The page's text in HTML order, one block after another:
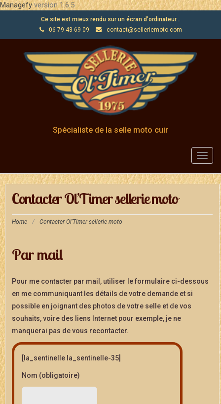
Managefyversion 1.6.5
Ce site est mieux rendu sur un écran d'ordinateur...
06 79 43 69 09
contact@selleriemoto.com
Spécialiste de la selle moto cuir
Contacter Ol’Timer sellerie moto
Home / Contacter Ol’Timer sellerie moto
Par mail
Pour me contacter par mail, utiliser le formulaire ci-dessous
en me communiquant les détails de votre demande et si
possible en joignant des photos de votre selle et de vos
souhaits, voire des liens Internet pour exemple, je ne
manquerai pas de vous recontacter.
[la_sentinelle la_sentinelle-35]
Nom (obligatoire)